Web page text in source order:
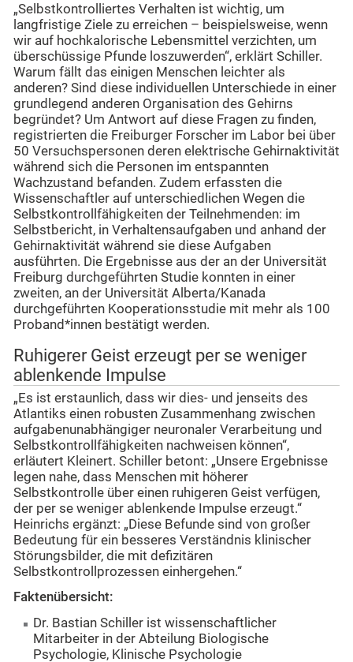
„Selbstkontrolliertes Verhalten ist wichtig, um
langfristige Ziele zu erreichen – beispielsweise, wenn
wir auf hochkalorische Lebensmittel verzichten, um
überschüssige Pfunde loszuwerden“, erklärt Schiller.
Warum fällt das einigen Menschen leichter als
anderen? Sind diese individuellen Unterschiede in einer
grundlegend anderen Organisation des Gehirns
begründet? Um Antwort auf diese Fragen zu finden,
registrierten die Freiburger Forscher im Labor bei über
50 Versuchspersonen deren elektrische Gehirnaktivität
während sich die Personen im entspannten
Wachzustand befanden. Zudem erfassten die
Wissenschaftler auf unterschiedlichen Wegen die
Selbstkontrollfähigkeiten der Teilnehmenden: im
Selbstbericht, in Verhaltensaufgaben und anhand der
Gehirnaktivität während sie diese Aufgaben
ausführten. Die Ergebnisse aus der an der Universität
Freiburg durchgeführten Studie konnten in einer
zweiten, an der Universität Alberta/Kanada
durchgeführten Kooperationsstudie mit mehr als 100
Proband*innen bestätigt werden.
Ruhigerer Geist erzeugt per se weniger
ablenkende Impulse
„Es ist erstaunlich, dass wir dies- und jenseits des
Atlantiks einen robusten Zusammenhang zwischen
aufgabenunabhängiger neuronaler Verarbeitung und
Selbstkontrollfähigkeiten nachweisen können“,
erläutert Kleinert. Schiller betont: „Unsere Ergebnisse
legen nahe, dass Menschen mit höherer
Selbstkontrolle über einen ruhigeren Geist verfügen,
der per se weniger ablenkende Impulse erzeugt.“
Heinrichs ergänzt: „Diese Befunde sind von großer
Bedeutung für ein besseres Verständnis klinischer
Störungsbilder, die mit defizitären
Selbstkontrollprozessen einhergehen.“
Faktenübersicht:
Dr. Bastian Schiller ist wissenschaftlicher
Mitarbeiter in der Abteilung Biologische
Psychologie, Klinische Psychologie